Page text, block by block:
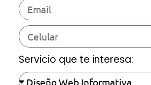
Servicio que te interesa: